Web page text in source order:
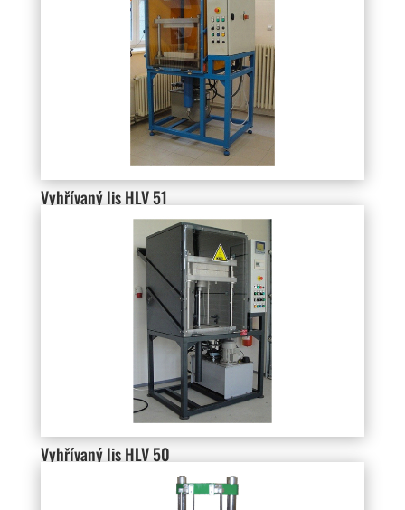
Vyhřívaný lis HLV 51
Vyhřívaný lis HLV 50